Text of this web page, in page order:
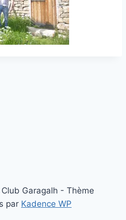
Garagalh - Thème
par Kadence WP